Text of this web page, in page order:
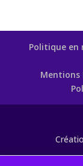
Politique en
Mentions